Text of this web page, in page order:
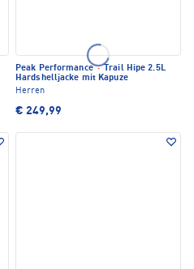
Peak Performance·Trail Hipe 2.5L
Hardshelljacke mit Kapuze
Herren
€ 249,99